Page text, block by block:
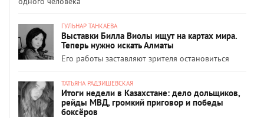
ГУЛЬНАР ТАНКАЕВА
Выставки Билла Виолы ищут на картах мира.
Теперь нужно искать Алматы
Его работы заставляют зрителя остановиться
ТАТЬЯНА РАДЗИШЕВСКАЯ
Итоги недели в Казахстане: дело дольщиков,
рейды МВД, громкий приговор и победы
боксёров